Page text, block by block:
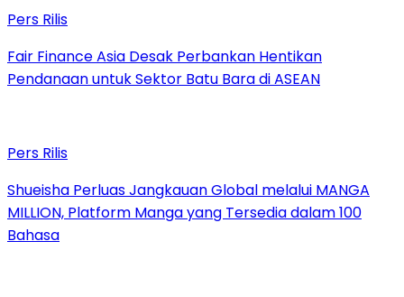
Pers Rilis
Fair Finance Asia Desak Perbankan Hentikan
Pendanaan untuk Sektor Batu Bara di ASEAN
Pers Rilis
Shueisha Perluas Jangkauan Global melalui MANGA
MILLION, Platform Manga yang Tersedia dalam 100
Bahasa